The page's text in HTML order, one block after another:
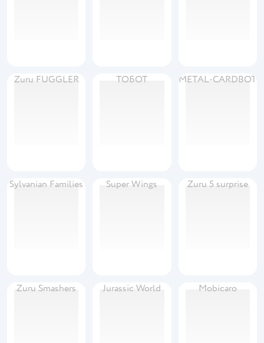
Zuru FUGGLER ТОБОТ METAL-CARDBOT
Sylvanian Families Super Wings Zuru 5 surprise
Zuru Smashers Jurassic World Mobicaro